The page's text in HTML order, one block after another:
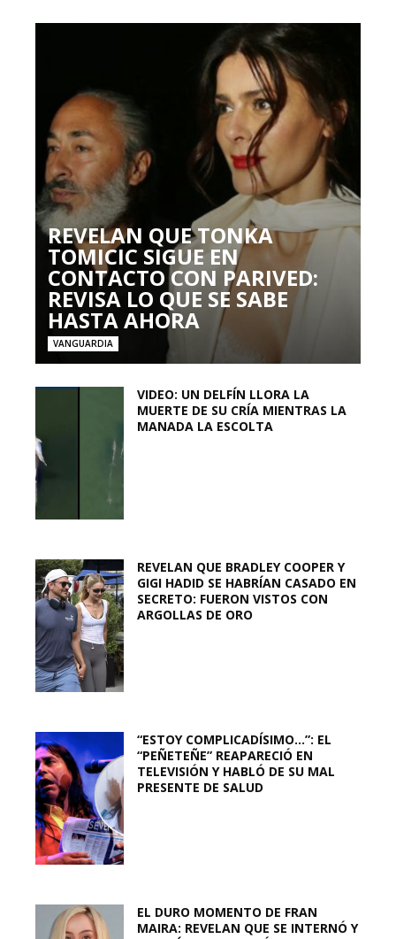
REVELAN QUE TONKA
TOMICIC SIGUE EN
CONTACTO CON PARIVED:
REVISA LO QUE SE SABE
HASTA AHORA
VANGUARDIA
VIDEO: UN DELFÍN LLORA LA
MUERTE DE SU CRÍA MIENTRAS LA
MANADA LA ESCOLTA
REVELAN QUE BRADLEY COOPER Y
GIGI HADID SE HABRÍAN CASADO EN
SECRETO: FUERON VISTOS CON
ARGOLLAS DE ORO
“ESTOY COMPLICADÍSIMO…”: EL
“PEÑETEÑE” REAPARECIÓ EN
TELEVISIÓN Y HABLÓ DE SU MAL
PRESENTE DE SALUD
EL DURO MOMENTO DE FRAN
MAIRA: REVELAN QUE SE INTERNÓ Y